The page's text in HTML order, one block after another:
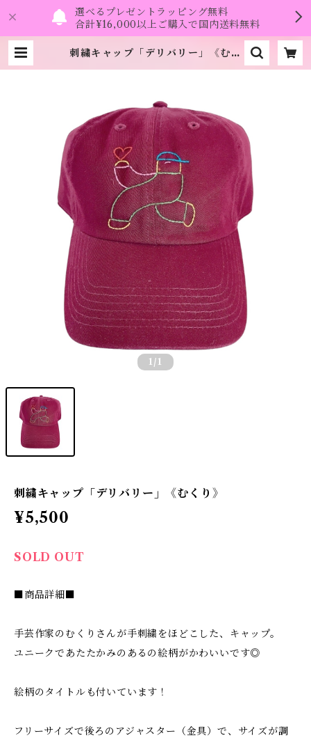
選べるプレゼントラッピング無料
合計¥16,000以上ご購入で国内送料無料
刺繍キャップ「デリバリー」《むく
1 /1
刺繍キャップ「デリバリー」《むくり》
¥5,500
SOLD OUT
■商品詳細■
手芸作家のむくりさんが手刺繍をほどこした、キャップ。
ユニークであたたかみのあるの絵柄がかわいいです◎
絵柄のタイトルも付いています！
フリーサイズで後ろのアジャスター（金具）で、サイズが調